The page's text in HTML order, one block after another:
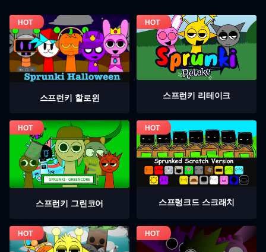
스프런키 할로윈 스프런키 리테이크
스프런키 그린코어 스프렁크드 스크래치